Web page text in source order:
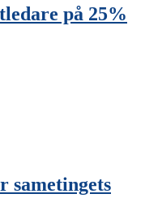
på 25%
sametingets